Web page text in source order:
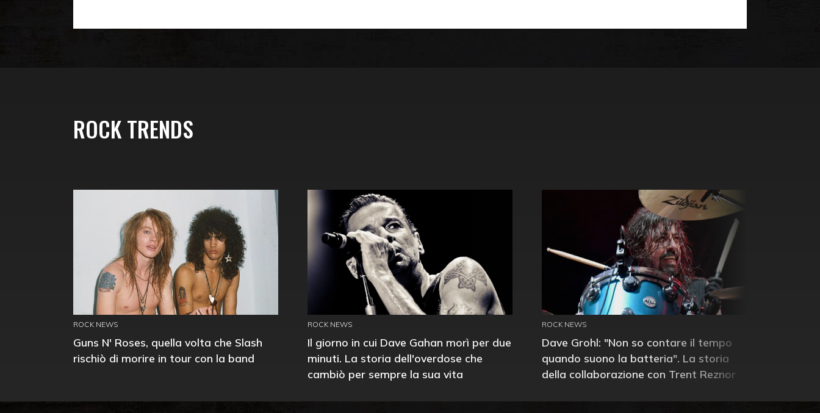
ROCK TRENDS
ROCK NEWS
Guns N' Roses, quella volta che Slash
rischiò di morire in tour con la band
ROCK NEWS
Il giorno in cui Dave Gahan morì per due
minuti. La storia dell'overdose che
cambiò per sempre la sua vita
ROCK NEWS
Dave Grohl: "Non so contare il tempo
quando suono la batteria". La storia
della collaborazione con Trent Reznor